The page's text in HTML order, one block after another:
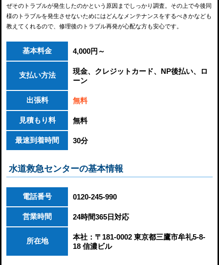
ぜそのトラブルが発生したのかという原因までしっかり調査。その上で今後同
様のトラブルを発生させないためにはどんなメンテナンスをするべきかなども
教えてくれるので、修理後のトラブル再発が心配な方も安心です。
基本料金 4,000円～
支払い方法
現金、クレジットカード、NP後払い、ロ
ーン
出張料 無料
見積もり料 無料
最速到着時間 30分
水道救急センターの基本情報
電話番号 0120-245-990
営業時間 24時間365日対応
所在地
本社：〒181-0002 東京都三鷹市牟礼5-8-
18 信濃ビル